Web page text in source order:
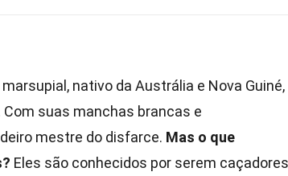
nativo da Austrália e Nova Guiné,
suas manchas brancas e
mestre do disfarce. Mas o que
Eles são conhecidos por serem caçadores